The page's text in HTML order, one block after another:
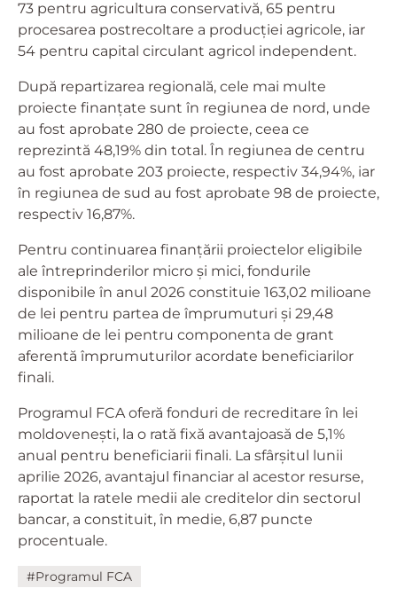
73 pentru agricultura conservativă, 65 pentru
procesarea postrecoltare a producției agricole, iar
54 pentru capital circulant agricol independent.
După repartizarea regională, cele mai multe
proiecte finanțate sunt în regiunea de nord, unde
au fost aprobate 280 de proiecte, ceea ce
reprezintă 48,19% din total. În regiunea de centru
au fost aprobate 203 proiecte, respectiv 34,94%, iar
în regiunea de sud au fost aprobate 98 de proiecte,
respectiv 16,87%.
Pentru continuarea finanțării proiectelor eligibile
ale întreprinderilor micro și mici, fondurile
disponibile în anul 2026 constituie 163,02 milioane
de lei pentru partea de împrumuturi și 29,48
milioane de lei pentru componenta de grant
aferentă împrumuturilor acordate beneficiarilor
finali.
Programul FCA oferă fonduri de recreditare în lei
moldovenești, la o rată fixă avantajoasă de 5,1%
anual pentru beneficiarii finali. La sfârșitul lunii
aprilie 2026, avantajul financiar al acestor resurse,
raportat la ratele medii ale creditelor din sectorul
bancar, a constituit, în medie, 6,87 puncte
procentuale.
#Programul FCA